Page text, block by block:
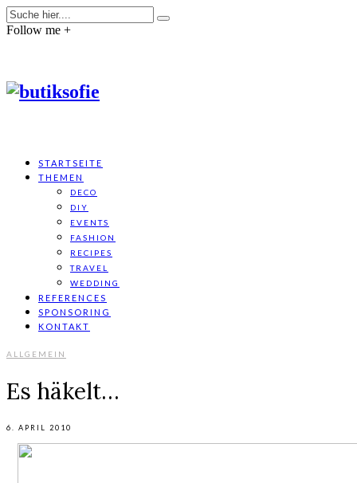
Follow me +
STARTSEITE
THEMEN
DECO
DIY
EVENTS
FASHION
RECIPES
TRAVEL
WEDDING
REFERENCES
SPONSORING
KONTAKT
ALLGEMEIN
Es häkelt…
6. APRIL 2010